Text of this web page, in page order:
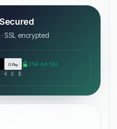
SSL encrypted
G Pay
256-bit SSL
€ · £ · $